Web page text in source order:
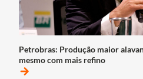
Petrobras: Produção maior
mesmo com mais refino
arrow_forward